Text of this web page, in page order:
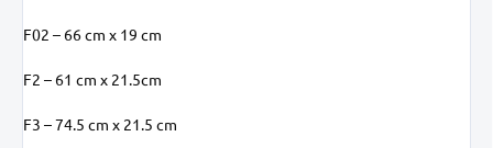
F02 – 66 cm x 19 cm
F2 – 61 cm x 21.5cm
F3 – 74.5 cm x 21.5 cm